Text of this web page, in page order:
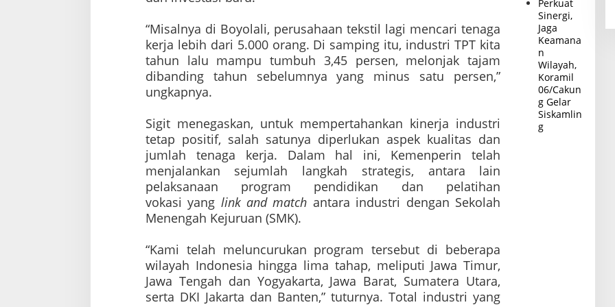
n
g
“Misalnya di Boyolali, perusahaan tekstil lagi mencari tenaga
kerja lebih dari 5.000 orang. Di samping itu, industri TPT kita
tahun lalu mampu tumbuh 3,45 persen, melonjak tajam
dibanding tahun sebelumnya yang minus satu persen,”
ungkapnya.
Sigit menegaskan, untuk mempertahankan kinerja industri
tetap positif, salah satunya diperlukan aspek kualitas dan
jumlah tenaga kerja. Dalam hal ini, Kemenperin telah
menjalankan sejumlah langkah strategis, antara lain
pelaksanaan program pendidikan dan pelatihan
vokasiyang link and match antara industri dengan Sekolah
Menengah Kejuruan (SMK).
“Kami telah meluncurukan program tersebut di beberapa
wilayah Indonesia hingga lima tahap, meliputi Jawa Timur,
Jawa Tengah dan Yogyakarta, Jawa Barat, Sumatera Utara,
serta DKI Jakarta dan Banten,” tuturnya. Total industri yang
Perkuat
Sinergi,
Jaga
Keamana
n
Wilayah,
Koramil
06/Cakun
g Gelar
Siskamlin
g